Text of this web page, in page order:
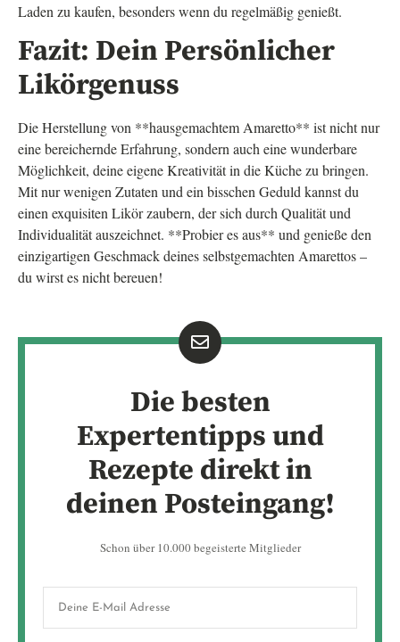
Laden zu kaufen, besonders wenn du regelmäßig genießt.
Fazit: Dein Persönlicher
Likörgenuss
Die Herstellung von **hausgemachtem Amaretto** ist nicht nur
eine bereichernde Erfahrung, sondern auch eine wunderbare
Möglichkeit, deine eigene Kreativität in die Küche zu bringen.
Mit nur wenigen Zutaten und ein bisschen Geduld kannst du
einen exquisiten Likör zaubern, der sich durch Qualität und
Individualität auszeichnet. **Probier es aus** und genieße den
einzigartigen Geschmack deines selbstgemachten Amarettos –
du wirst es nicht bereuen!
Die besten
Expertentipps und
Rezepte direkt in
deinen Posteingang!
Schon über 10.000 begeisterte Mitglieder